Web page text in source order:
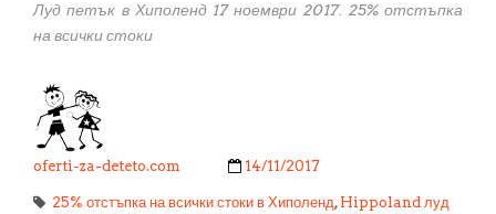
Луд петък в Хиполенд 17 ноември 2017. 25% отстъпка
на всички стоки
oferti-za-deteto.com 14/11/2017
25% отстъпка на всички стоки в Хиполенд, Hippoland луд